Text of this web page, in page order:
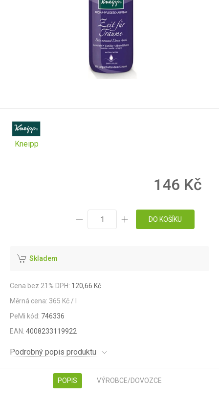
Kneipp
146 Kč
DO KOŠÍKU
Skladem
Cena bez 21% DPH: 120,66 Kč
Měrná cena: 365 Kč / l
PeMi kód: 746336
EAN: 4008233119922
Podrobný popis produktu
POPIS VÝROBCE/DOVOZCE